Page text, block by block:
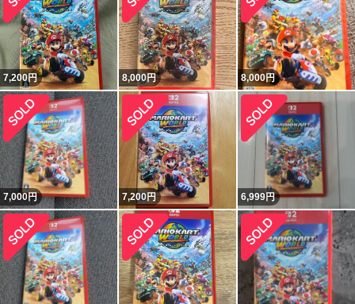
7,200円 8,000円 8,000円
7,000円 7,200円 6,999円